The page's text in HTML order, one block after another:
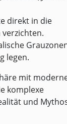
direkt in die
legen.
mit
komplexe
und